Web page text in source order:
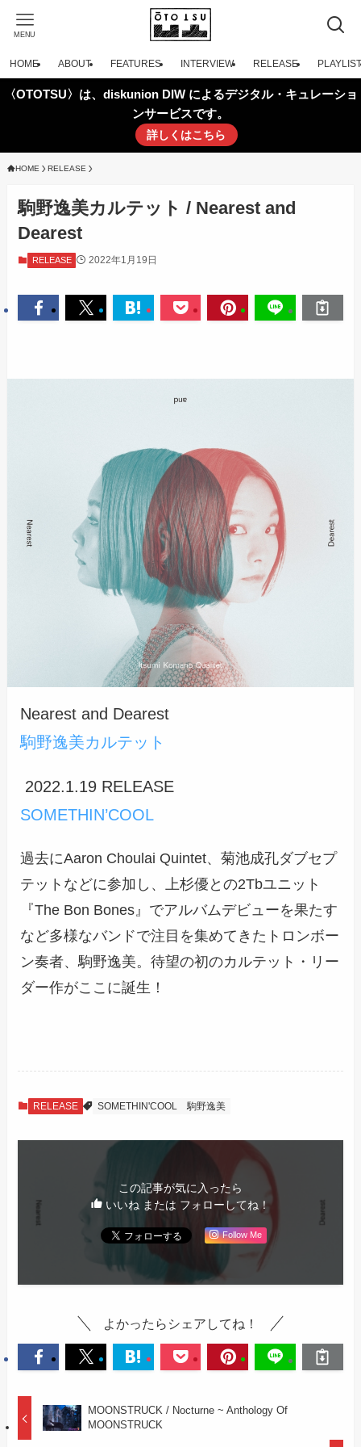
MENU
HOME ABOUT FEATURES INTERVIEW RELEASE PLAYLIST
〈OTOTSU〉は、diskunion DIW によるデジタル・キュレーショ
ンサービスです。
詳しくはこちら
HOME RELEASE
駒野逸美カルテット / Nearest and
Dearest
RELEASE 2022年1月19日
Nearest and Dearest
駒野逸美カルテット
2022.1.19 RELEASE
SOMETHIN’COOL
過去にAaron Choulai Quintet、菊池成孔ダブセプ
テットなどに参加し、上杉優との2Tbユニット
『The Bon Bones』でアルバムデビューを果たす
など多様なバンドで注目を集めてきたトロンボー
ン奏者、駒野逸美。待望の初のカルテット・リー
ダー作がここに誕生！
RELEASE SOMETHIN'COOL 駒野逸美
この記事が気に入ったら
いいね または フォローしてね！
Follow Me
よかったらシェアしてね！
MOONSTRUCK / Nocturne ~ Anthology Of
MOONSTRUCK